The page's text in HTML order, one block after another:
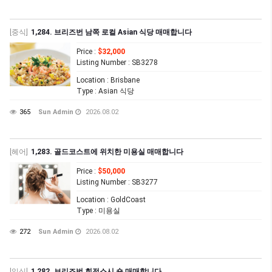
[중식] 1,284. 브리즈번 남쪽 로컬 Asian 식당 매매합니다
Price : $32,000
Listing Number : SB3278
Location : Brisbane
Type : Asian 식당
365 Sun Admin 2026.08.02
[헤어] 1,283. 골드코스트에 위치한 미용실 매매합니다
Price : $50,000
Listing Number : SB3277
Location : GoldCoast
Type : 미용실
272 Sun Admin 2026.08.02